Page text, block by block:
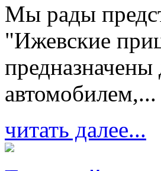
Мы рады
"Ижевские
предназначены
автомобилем,...
читать далее...